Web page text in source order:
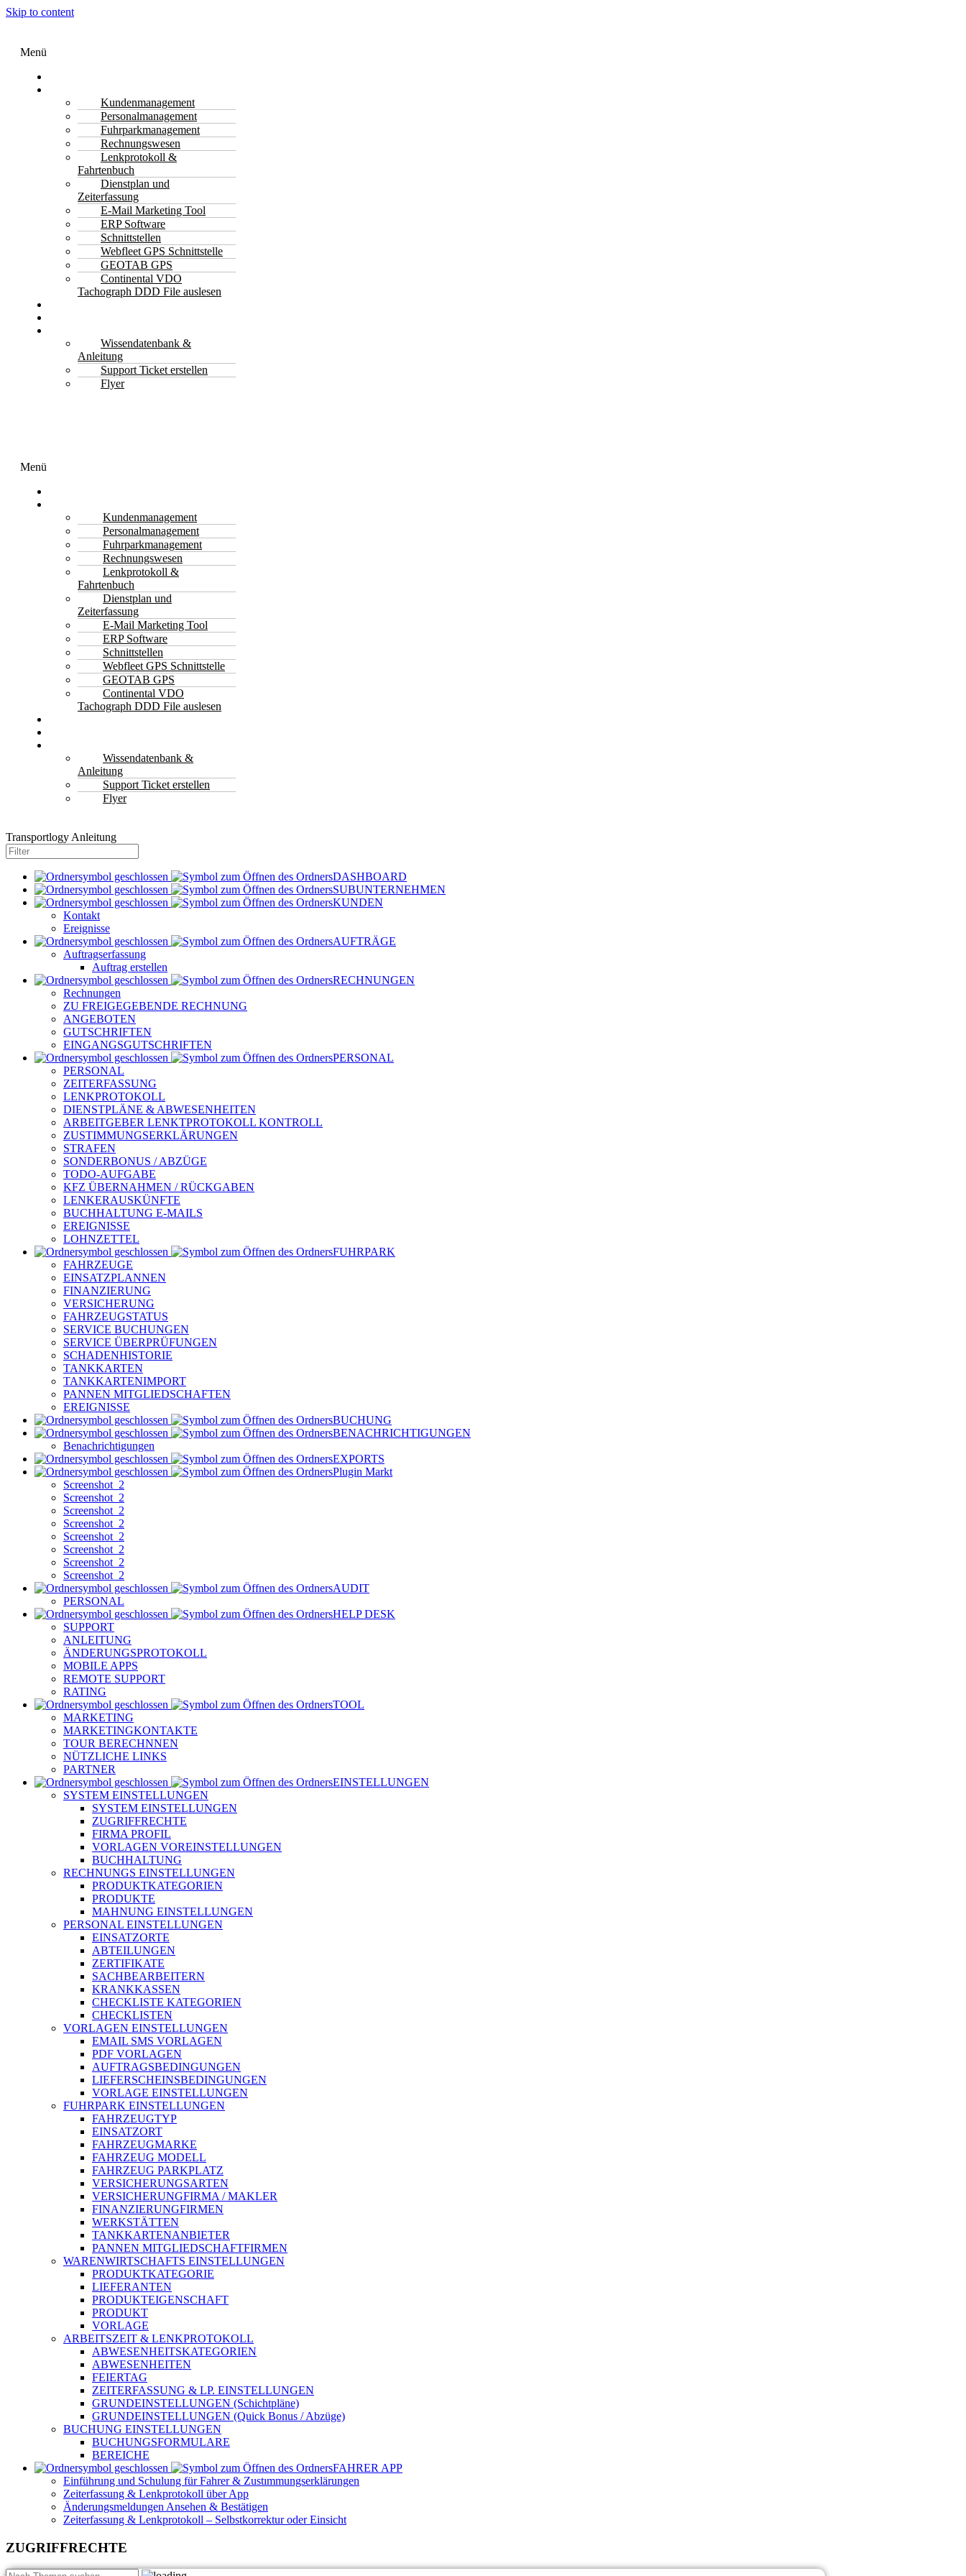
Skip to content
Menü
Kundenmanagement
Personalmanagement
Fuhrparkmanagement
Rechnungswesen
Lenkprotokoll &
Fahrtenbuch
Dienstplan und
Zeiterfassung
E-Mail Marketing Tool
ERP Software
Schnittstellen
Webfleet GPS Schnittstelle
GEOTAB GPS
Continental VDO
Tachograph DDD File auslesen
Wissendatenbank &
Anleitung
Support Ticket erstellen
Flyer
Menü
Kundenmanagement
Personalmanagement
Fuhrparkmanagement
Rechnungswesen
Lenkprotokoll &
Fahrtenbuch
Dienstplan und
Zeiterfassung
E-Mail Marketing Tool
ERP Software
Schnittstellen
Webfleet GPS Schnittstelle
GEOTAB GPS
Continental VDO
Tachograph DDD File auslesen
Wissendatenbank &
Anleitung
Support Ticket erstellen
Flyer
Transportlogy Anleitung
DASHBOARD
SUBUNTERNEHMEN
KUNDEN
Kontakt
Ereignisse
AUFTRÄGE
Auftragserfassung
Auftrag erstellen
RECHNUNGEN
Rechnungen
ZU FREIGEGEBENDE RECHNUNG
ANGEBOTEN
GUTSCHRIFTEN
EINGANGSGUTSCHRIFTEN
PERSONAL
PERSONAL
ZEITERFASSUNG
LENKPROTOKOLL
DIENSTPLÄNE & ABWESENHEITEN
ARBEITGEBER LENKTPROTOKOLL KONTROLL
ZUSTIMMUNGSERKLÄRUNGEN
STRAFEN
SONDERBONUS / ABZÜGE
TODO-AUFGABE
KFZ ÜBERNAHMEN / RÜCKGABEN
LENKERAUSKÜNFTE
BUCHHALTUNG E-MAILS
EREIGNISSE
LOHNZETTEL
FUHRPARK
FAHRZEUGE
EINSATZPLANNEN
FINANZIERUNG
VERSICHERUNG
FAHRZEUGSTATUS
SERVICE BUCHUNGEN
SERVICE ÜBERPRÜFUNGEN
SCHADENHISTORIE
TANKKARTEN
TANKKARTENIMPORT
PANNEN MITGLIEDSCHAFTEN
EREIGNISSE
BUCHUNG
BENACHRICHTIGUNGEN
Benachrichtigungen
EXPORTS
Plugin Markt
Screenshot_2
Screenshot_2
Screenshot_2
Screenshot_2
Screenshot_2
Screenshot_2
Screenshot_2
Screenshot_2
AUDIT
PERSONAL
HELP DESK
SUPPORT
ANLEITUNG
ÄNDERUNGSPROTOKOLL
MOBILE APPS
REMOTE SUPPORT
RATING
TOOL
MARKETING
MARKETINGKONTAKTE
TOUR BERECHNNEN
NÜTZLICHE LINKS
PARTNER
EINSTELLUNGEN
SYSTEM EINSTELLUNGEN
SYSTEM EINSTELLUNGEN
ZUGRIFFRECHTE
FIRMA PROFIL
VORLAGEN VOREINSTELLUNGEN
BUCHHALTUNG
RECHNUNGS EINSTELLUNGEN
PRODUKTKATEGORIEN
PRODUKTE
MAHNUNG EINSTELLUNGEN
PERSONAL EINSTELLUNGEN
EINSATZORTE
ABTEILUNGEN
ZERTIFIKATE
SACHBEARBEITERN
KRANKKASSEN
CHECKLISTE KATEGORIEN
CHECKLISTEN
VORLAGEN EINSTELLUNGEN
EMAIL SMS VORLAGEN
PDF VORLAGEN
AUFTRAGSBEDINGUNGEN
LIEFERSCHEINSBEDINGUNGEN
VORLAGE EINSTELLUNGEN
FUHRPARK EINSTELLUNGEN
FAHRZEUGTYP
EINSATZORT
FAHRZEUGMARKE
FAHRZEUG MODELL
FAHRZEUG PARKPLATZ
VERSICHERUNGSARTEN
VERSICHERUNGFIRMA / MAKLER
FINANZIERUNGFIRMEN
WERKSTÄTTEN
TANKKARTENANBIETER
PANNEN MITGLIEDSCHAFTFIRMEN
WARENWIRTSCHAFTS EINSTELLUNGEN
PRODUKTKATEGORIE
LIEFERANTEN
PRODUKTEIGENSCHAFT
PRODUKT
VORLAGE
ARBEITSZEIT & LENKPROTOKOLL
ABWESENHEITSKATEGORIEN
ABWESENHEITEN
FEIERTAG
ZEITERFASSUNG & LP. EINSTELLUNGEN
GRUNDEINSTELLUNGEN (Schichtpläne)
GRUNDEINSTELLUNGEN (Quick Bonus / Abzüge)
BUCHUNG EINSTELLUNGEN
BUCHUNGSFORMULARE
BEREICHE
FAHRER APP
Einführung und Schulung für Fahrer & Zustımmungserklärungen
Zeiterfassung & Lenkprotokoll über App
Änderungsmeldungen Ansehen & Bestätigen
Zeiterfassung & Lenkprotokoll – Selbstkorrektur oder Einsicht
ZUGRIFFRECHTE